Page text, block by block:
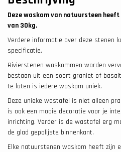
Deze waskom van natuursteen heeft
van 30kg.
Verdere informatie over deze stenen
specificatie.
Rivierstenen waskommen worden
bestaan uit een soort graniet of
te laten is iedere waskom uniek.
Deze unieke wastafel is niet alleen
is ook een mooie decoratie voor je
inrichting. Verder is de wastafel erg
de glad gepolijste binnenkant.
Elke natuurstenen waskom heeft zijn